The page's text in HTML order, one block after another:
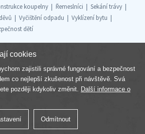
koupelny Řemeslníci
Sekání trávy
Vyčištění odpadu
Vyklízení bytu
dětí
cookies
zajistili správné fungování a bezpečnost
co nejlepší zkušenost při návštěvě. Svá
později kdykoliv změnit. Další informace o
Odmítnout